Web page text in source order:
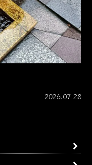
2026.07.28